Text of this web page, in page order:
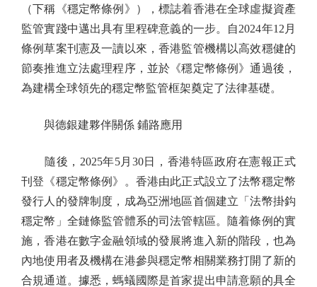
（下稱《穩定幣條例》），標誌着香港在全球虛擬資產
監管實踐中邁出具有里程碑意義的一步。自2024年12月
條例草案刊憲及一讀以來，香港監管機構以高效穩健的
節奏推進立法處理程序，並於《穩定幣條例》通過後，
為建構全球領先的穩定幣監管框架奠定了法律基礎。
與德銀建夥伴關係 鋪路應用
隨後，2025年5月30日，香港特區政府在憲報正式
刊登《穩定幣條例》。香港由此正式設立了法幣穩定幣
發行人的發牌制度，成為亞洲地區首個建立「法幣掛鈎
穩定幣」全鏈條監管體系的司法管轄區。隨着條例的實
施，香港在數字金融領域的發展將進入新的階段，也為
內地使用者及機構在港參與穩定幣相關業務打開了新的
合規通道。據悉，螞蟻國際是首家提出申請意願的具全